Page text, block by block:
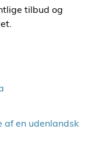
tilbud og
en udenlandsk